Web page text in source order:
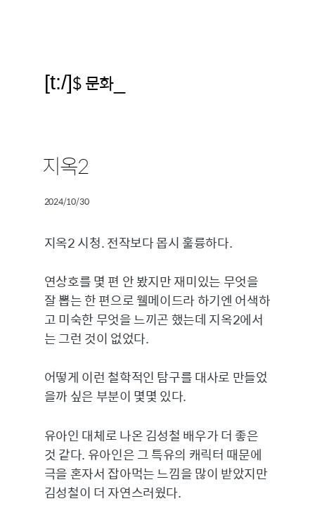
[t:/]$ 문화_
지옥2
2024/10/30
지옥2 시청. 전작보다 몹시 훌륭하다.
연상호를 몇 편 안 봤지만 재미있는 무엇을
잘 뽑는 한 편으로 웰메이드라 하기엔 어색하
고 미숙한 무엇을 느끼곤 했는데 지옥2에서
는 그런 것이 없었다.
어떻게 이런 철학적인 탐구를 대사로 만들었
을까 싶은 부분이 몇몇 있다.
유아인 대체로 나온 김성철 배우가 더 좋은
것 같다. 유아인은 그 특유의 캐릭터 때문에
극을 혼자서 잡아먹는 느낌을 많이 받았지만
김성철이 더 자연스러웠다.